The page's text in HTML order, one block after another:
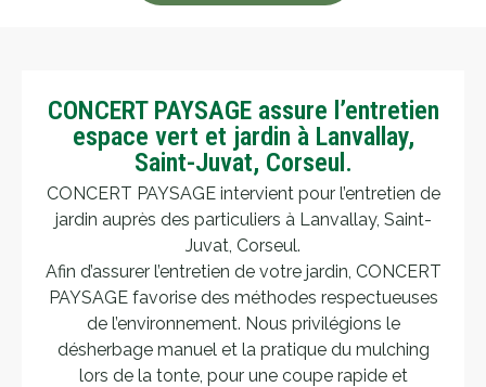
CONCERT PAYSAGE assure l’entretien
espace vert et jardin à Lanvallay,
Saint-Juvat, Corseul.
CONCERT PAYSAGE intervient pour l’entretien de
jardin auprès des particuliers à Lanvallay, Saint-
Juvat, Corseul.
Afin d’assurer l’entretien de votre jardin, CONCERT
PAYSAGE favorise des méthodes respectueuses
de l’environnement. Nous privilégions le
désherbage manuel et la pratique du mulching
lors de la tonte, pour une coupe rapide et